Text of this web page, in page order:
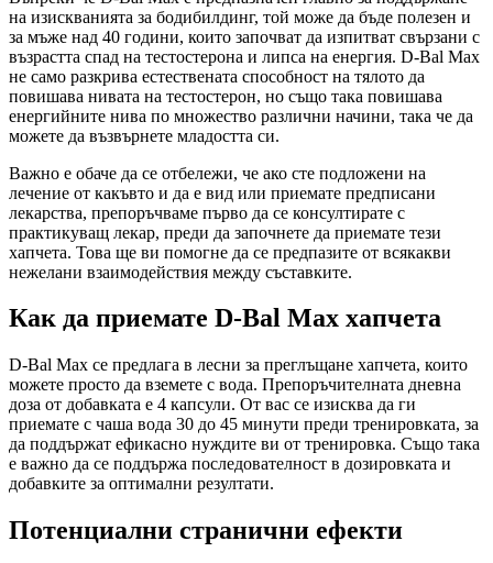
на изискванията за бодибилдинг, той може да бъде полезен и
за мъже над 40 години, които започват да изпитват свързани с
възрастта спад на тестостерона и липса на енергия. D-Bal Max
не само разкрива естествената способност на тялото да
повишава нивата на тестостерон, но също така повишава
енергийните нива по множество различни начини, така че да
можете да възвърнете младостта си.
Важно е обаче да се отбележи, че ако сте подложени на
лечение от какъвто и да е вид или приемате предписани
лекарства, препоръчваме първо да се консултирате с
практикуващ лекар, преди да започнете да приемате тези
хапчета. Това ще ви помогне да се предпазите от всякакви
нежелани взаимодействия между съставките.
Как да приемате D-Bal Max хапчета
D-Bal Max се предлага в лесни за преглъщане хапчета, които
можете просто да вземете с вода. Препоръчителната дневна
доза от добавката е 4 капсули. От вас се изисква да ги
приемате с чаша вода 30 до 45 минути преди тренировката, за
да поддържат ефикасно нуждите ви от тренировка. Също така
е важно да се поддържа последователност в дозировката и
добавките за оптимални резултати.
Потенциални странични ефекти